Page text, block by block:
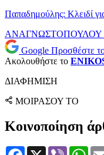
Παπαδημούλης: Κλειδί
ΑΝΑΓΝΩΣΤΟΠΟΥΛΟΥ
Google Προσθέστε
Ακολουθήστε το
ΔΙΑΦΗΜΙΣΗ
ΜΟΙΡΑΣΟΥ ΤΟ
Κοινοποίηση
Facebook
X Viber